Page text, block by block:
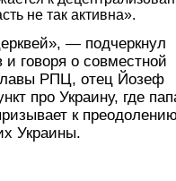
не так активна».
— подчеркнул
и говоря о совместной
РПЦ, отец Йозеф
про Украину, где
к
Украины.